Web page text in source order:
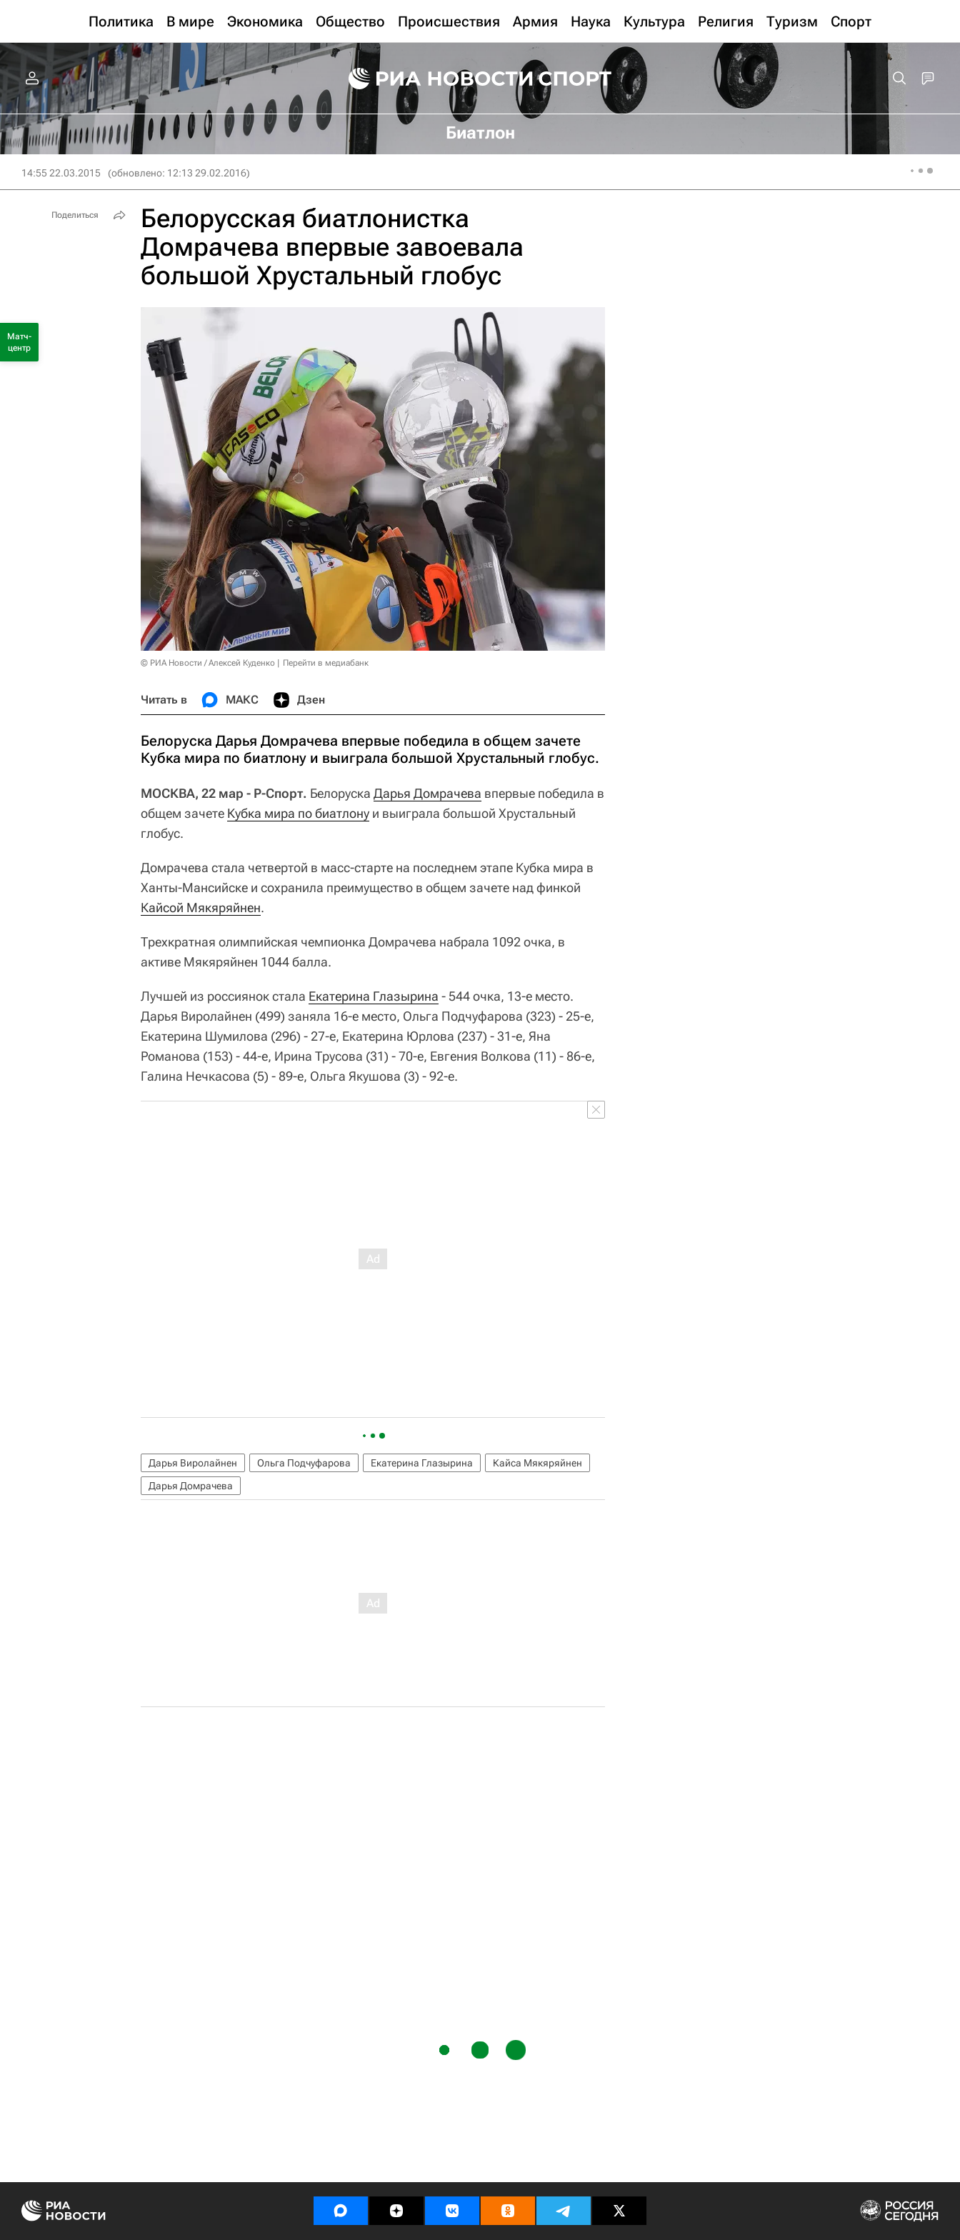
Политика В мире Экономика Общество Происшествия Армия Наука Культура Религия Туризм Спорт
Биатлон
14:55 22.03.2015 (обновлено: 12:13 29.02.2016)
Белорусская биатлонистка
Домрачева впервые завоевала
большой Хрустальный глобус
© РИА Новости / Алексей Куденко Перейти в медиабанк
Читать в МАКС Дзен
Белоруска Дарья Домрачева впервые победила в общем зачете
Кубка мира по биатлону и выиграла большой Хрустальный глобус.
МОСКВА, 22 мар - Р-Спорт. Белоруска Дарья Домрачева впервые победила в
общем зачете Кубка мира по биатлону и выиграла большой Хрустальный
глобус.
Домрачева стала четвертой в масс-старте на последнем этапе Кубка мира в
Ханты-Мансийске и сохранила преимущество в общем зачете над финкой
Кайсой Мякяряйнен.
Трехкратная олимпийская чемпионка Домрачева набрала 1092 очка, в
активе Мякяряйнен 1044 балла.
Лучшей из россиянок стала Екатерина Глазырина - 544 очка, 13-е место.
Дарья Виролайнен (499) заняла 16-е место, Ольга Подчуфарова (323) - 25-е,
Екатерина Шумилова (296) - 27-е, Екатерина Юрлова (237) - 31-е, Яна
Романова (153) - 44-е, Ирина Трусова (31) - 70-е, Евгения Волкова (11) - 86-е,
Галина Нечкасова (5) - 89-е, Ольга Якушова (3) - 92-е.
Дарья Виролайнен Ольга Подчуфарова Екатерина Глазырина
Кайса Мякяряйнен
Дарья Домрачева
Поделиться
Матч-
центр